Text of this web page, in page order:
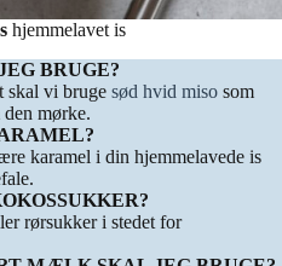
hjemmelavet is
BRUGE?
skal vi bruge sød hvid miso som
mørke.
karamel i din hjemmelavede is
rørsukker i stedet for